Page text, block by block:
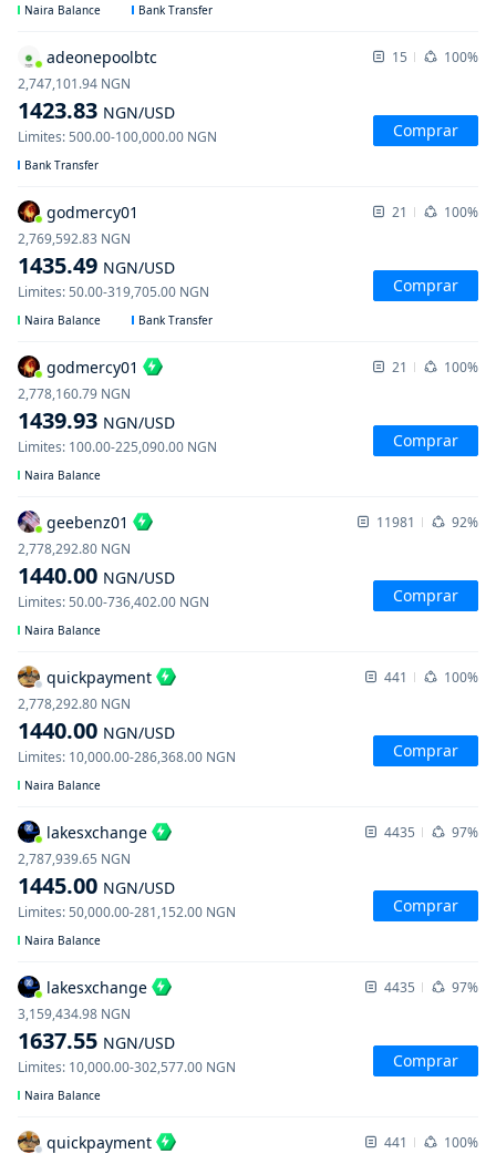
Naira Balance Bank Transfer
adeonepoolbtc 15 100%
1423.83 NGN/USD
2,747,101.94 NGN
Limites:500.00-100,000.00 NGN Comprar
Bank Transfer
godmercy01 21 100%
1435.49 NGN/USD
2,769,592.83 NGN
Limites:50.00-319,705.00 NGN Comprar
Naira Balance Bank Transfer
godmercy01 21 100%
1439.93 NGN/USD
2,778,160.79 NGN
Limites: 100.00-225,090.00 NGN Comprar
Naira Balance
geebenz01 11981 92%
1440.00 NGN/USD
2,778,292.80 NGN
Limites:50.00-736,402.00 NGN Comprar
Naira Balance
quickpayment 441 100%
1440.00 NGN/USD
2,778,292.80 NGN
Limites: 10,000.00-286,368.00 NGN Comprar
Naira Balance
lakesxchange 4435 97%
1445.00 NGN/USD
2,787,939.65 NGN
Limites:50,000.00-281,152.00 NGN Comprar
Naira Balance
lakesxchange 4435 97%
1637.55 NGN/USD
3,159,434.98 NGN
Limites: 10,000.00-302,577.00 NGN Comprar
Naira Balance
quickpayment 441 100%